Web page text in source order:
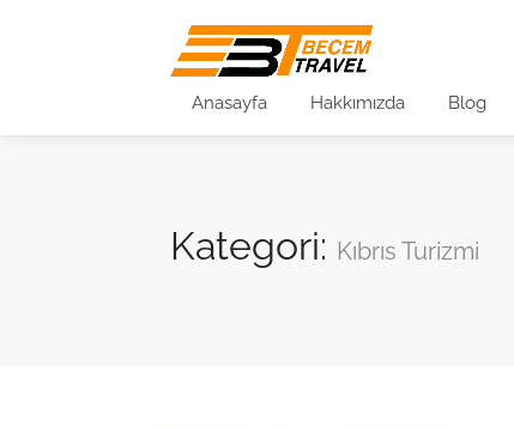
Anasayfa Hakkımızda Blog
Kategori: Kıbrıs Turizmi